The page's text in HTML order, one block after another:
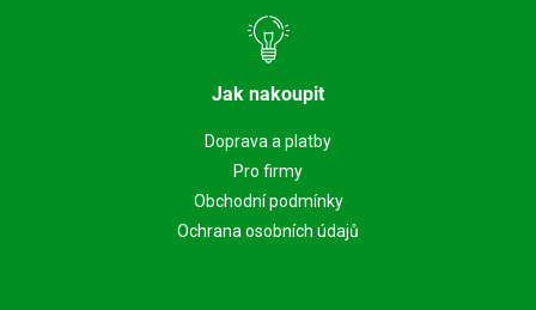
Jak nakoupit
Doprava a platby
Pro firmy
Obchodní podmínky
Ochrana osobních údajů